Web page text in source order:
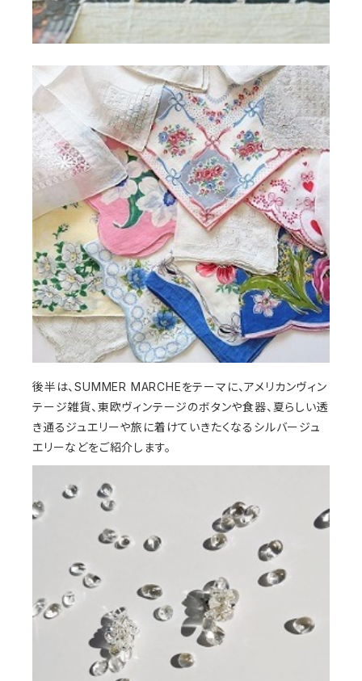
後半は、SUMMER MARCHEをテーマに、アメリカンヴィン
テージ雑貨、東欧ヴィンテージのボタンや食器、夏らしい透
き通るジュエリーや旅に着けていきたくなるシルバージュ
エリーなどをご紹介します。